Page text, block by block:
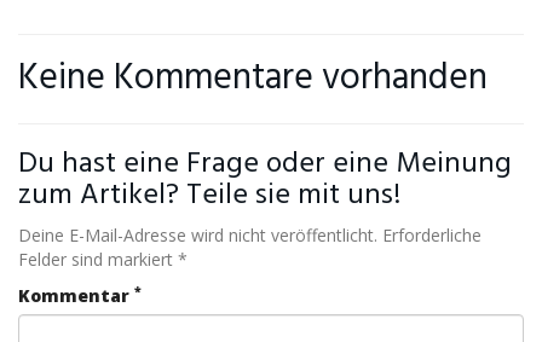
Keine Kommentare vorhanden
Du hast eine Frage oder eine Meinung
zum Artikel? Teile sie mit uns!
Deine E-Mail-Adresse wird nicht veröffentlicht. Erforderliche
Felder sind markiert *
Kommentar *